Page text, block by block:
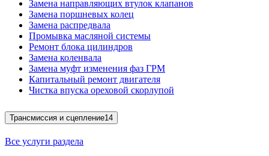
Замена направляющих втулок клапанов
Замена поршневых колец
Замена распредвала
Промывка масляной системы
Ремонт блока цилиндров
Замена коленвала
Замена муфт изменения фаз ГРМ
Капитальный ремонт двигателя
Чистка впуска ореховой скорлупой
Трансмиссия и сцепление14
Все услуги раздела